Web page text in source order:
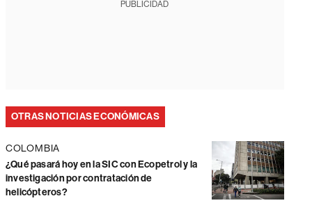
PUBLICIDAD
OTRAS NOTICIAS ECONÓMICAS
COLOMBIA
¿Qué pasará hoy en la SIC con Ecopetrol y la
investigación por contratación de
helicópteros?